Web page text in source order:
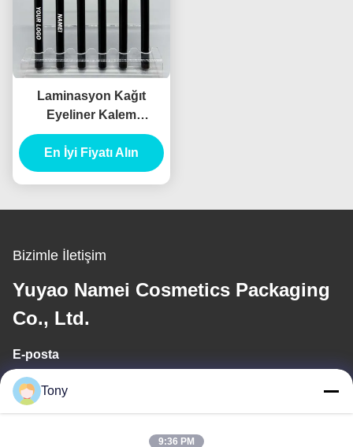
Laminasyon Kağıt
Eyeliner Kalem
Konteyner Paketleme
Tüp Eyeliner Tüp
Enjeksiyonlar Blow
En İyi Fiyatı Alın
Bizimle İletişim
Yuyao Namei Cosmetics Packaging
Co., Ltd.
E-posta
tony@chinacosmeticpackaging.com
Tony
9:36 PM